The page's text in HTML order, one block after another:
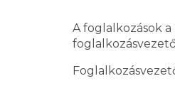
A foglalkozások